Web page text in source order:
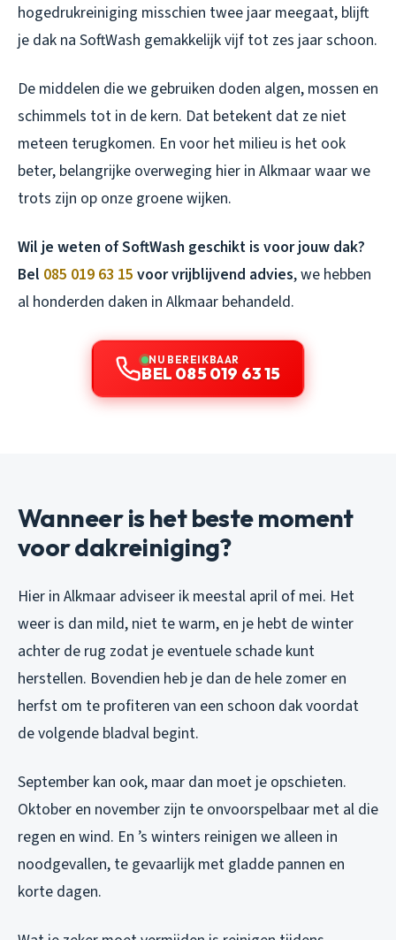
hogedrukreiniging misschien twee jaar meegaat, blijft
je dak na SoftWash gemakkelijk vijf tot zes jaar schoon.
De middelen die we gebruiken doden algen, mossen en
schimmels tot in de kern. Dat betekent dat ze niet
meteen terugkomen. En voor het milieu is het ook
beter, belangrijke overweging hier in Alkmaar waar we
trots zijn op onze groene wijken.
Wil je weten of SoftWash geschikt is voor jouw dak?
Bel 085 019 63 15 voor vrijblijvend advies, we hebben
al honderden daken in Alkmaar behandeld.
NU BEREIKBAAR
BEL 085 019 63 15
Wanneer is het beste moment
voor dakreiniging?
Hier in Alkmaar adviseer ik meestal april of mei. Het
weer is dan mild, niet te warm, en je hebt de winter
achter de rug zodat je eventuele schade kunt
herstellen. Bovendien heb je dan de hele zomer en
herfst om te profiteren van een schoon dak voordat
de volgende bladval begint.
September kan ook, maar dan moet je opschieten.
Oktober en november zijn te onvoorspelbaar met al die
regen en wind. En ’s winters reinigen we alleen in
noodgevallen, te gevaarlijk met gladde pannen en
korte dagen.